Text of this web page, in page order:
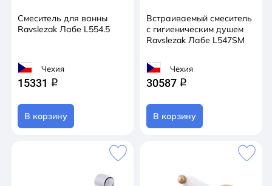
Смеситель для ванны
Ravslezak Лабе L554.5
Чехия
15331 q
В корзину
Встраиваемый смеситель
с гигиеническим душем
Ravslezak Лабе L547SM
Чехия
30587 q
В корзину